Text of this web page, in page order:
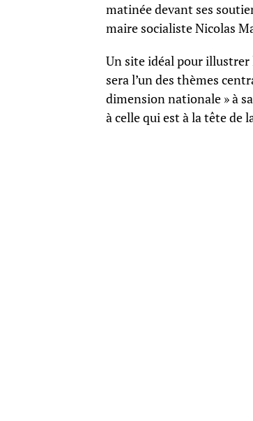
matinée devant ses
maire socialiste Nicolas
Un site idéal pour
sera l’un des thèmes
dimension nationale » à
à celle qui est à la tête de